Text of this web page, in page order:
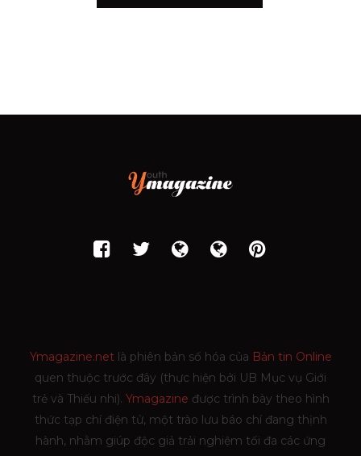
Ymagazine.netlà phiên bản số hóa của Bản tin Online
quen thuộc trước đây (thực hiện bởi UB Mục vụ Giới
trẻ và Thiếu nhi). Ymagazine được trình bày theo hình
thức tạp chí điện tử, một trào lưu báo chí đang thịnh
hành, nhằm giúp độc giả trải nghiệm tối đa các ứng